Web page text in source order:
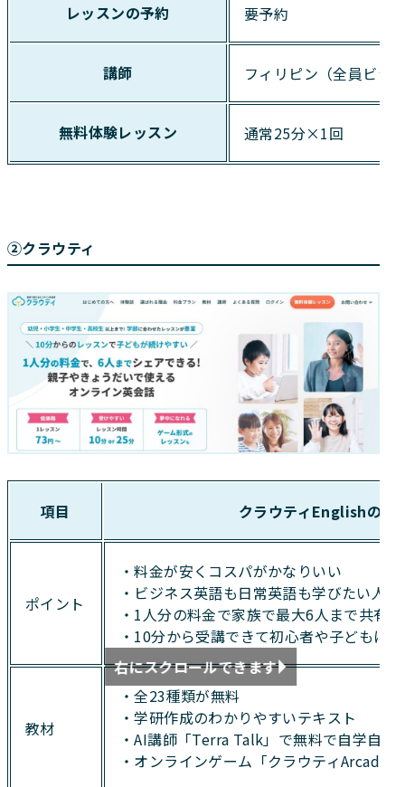
レッスンの予約 要予約
講師 フィリピン（全員ビジ
無料体験レッスン 通常25分×1回
②クラウティ
項目 クラウティEnglishの特
ポイント
・料金が安くコスパがかなりいい
・ビジネス英語も日常英語も学びたい人
・1人分の料金で家族で最大6人まで共有
・10分から受講できて初心者や子どもに◎
教材
・全23種類が無料
・学研作成のわかりやすいテキスト
・AI講師「Terra Talk」で無料で自学自習
・オンラインゲーム「クラウティArcade
右にスクロールできます